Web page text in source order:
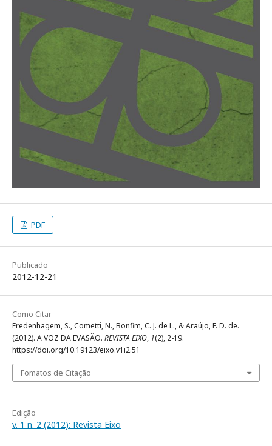
PDF
Publicado
2012-12-21
Como Citar
Fredenhagem, S., Cometti, N., Bonfim, C. J. de L., & Araújo, F. D. de.
(2012). A VOZ DA EVASÃO. REVISTA EIXO, 1(2), 2-19.
https://doi.org/10.19123/eixo.v1i2.51
Fomatos de Citação
Edição
v. 1 n. 2 (2012): Revista Eixo